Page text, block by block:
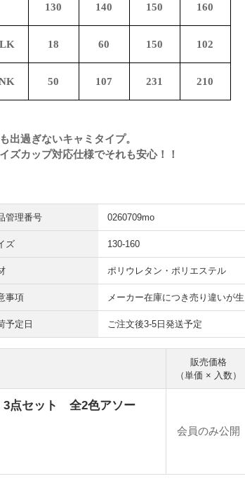
130 140 150 160
18 60 150 102
50 107 231 210
出過ぎないキャミタイプ。
ズカップ対応仕様でそれも安心！！
管理番号 0260709mo
ズ 130-160
ポリウレタン・ポリエステル
事項 メーカー在庫につき売り違いが
予定日 ご注文後3-5日発送予定
販売価格
（単価 × 入数）
3点セット 全2色アソー
会員のみ公開